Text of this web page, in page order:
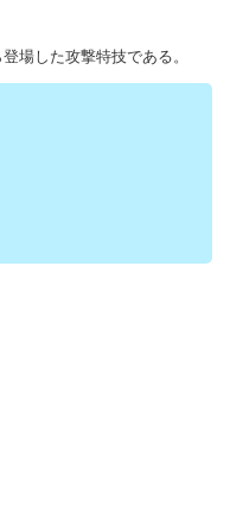
場した攻撃特技である。